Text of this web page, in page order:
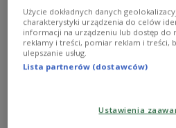
"Uratowano 39 osób, wśród
Zginęły 44 osoby, w tym
zostało 79 osób, w tym 16
Państwowej Służby ds.
Użycie dokładnych danych
charakterystyki urządzenia do celów
informacji na urządzeniu lub dostęp do
reklamy i treści, pomiar reklam i treści,
ulepszanie usług.
Lista partnerów (dostawców)
Ustawienia